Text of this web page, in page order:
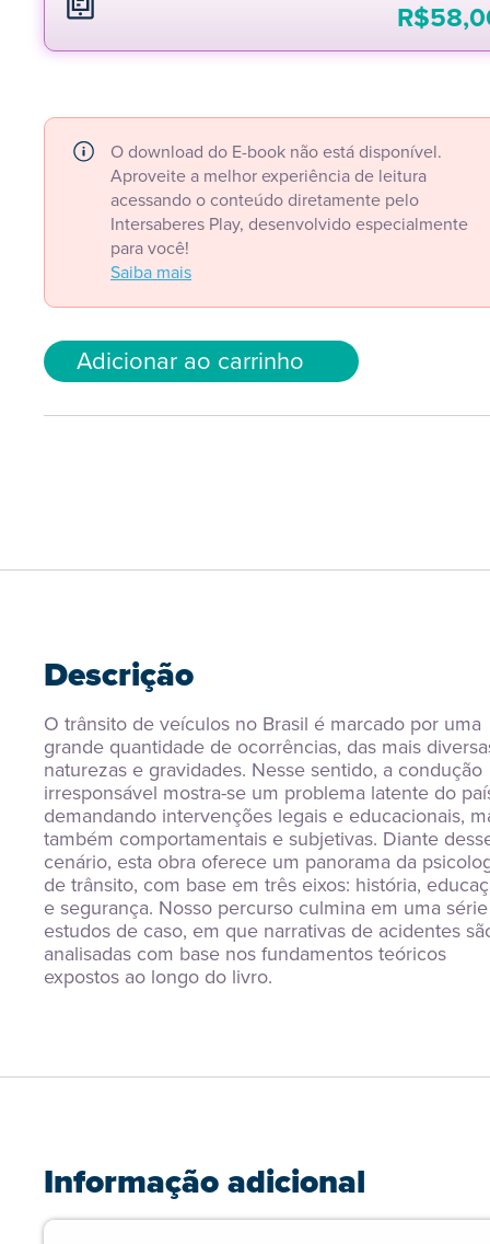
R$
O download do E-book não está disponível.
Aproveite a melhor experiência de leitura
acessando o conteúdo diretamente pelo
Intersaberes Play, desenvolvido especialmente
para você!
Saiba mais
Adicionar ao carrinho
Descrição
O trânsito de veículos no Brasil é marcado por uma
grande quantidade de ocorrências, das mais
naturezas e gravidades. Nesse sentido, a condução
irresponsável mostra-se um problema latente do
demandando intervenções legais e educacionais,
também comportamentais e subjetivas. Diante
cenário, esta obra oferece um panorama da
de trânsito, com base em três eixos: história,
e segurança. Nosso percurso culmina em uma
estudos de caso, em que narrativas de acidentes
analisadas com base nos fundamentos teóricos
expostos ao longo do livro.
Informação adicional